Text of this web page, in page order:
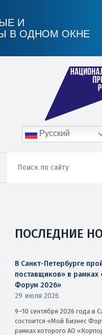
И
В ОДНОМ ОКНЕ
Русский
ПОСЛЕДНИЕ
В Санкт-Петербурге
поставщиков» в рамках
Форум 2026»
29 июля 2026
9–10 сентября 2026 года в
состоится «Мой Бизнес
рамках которого АО